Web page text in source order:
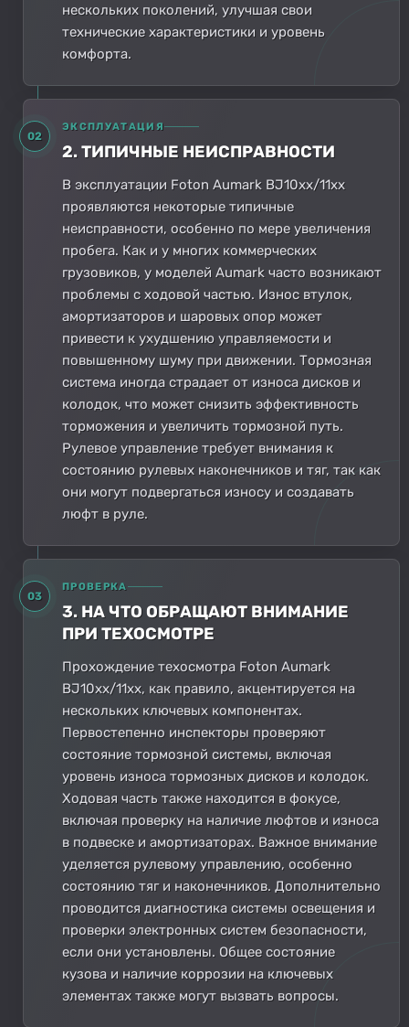
нескольких поколений, улучшая свои
технические характеристики и уровень
комфорта.
02
ЭКСПЛУАТАЦИЯ
2. ТИПИЧНЫЕ НЕИСПРАВНОСТИ
В эксплуатации Foton Aumark BJ10xx/11xx
проявляются некоторые типичные
неисправности, особенно по мере увеличения
пробега. Как и у многих коммерческих
грузовиков, у моделей Aumark часто возникают
проблемы с ходовой частью. Износ втулок,
амортизаторов и шаровых опор может
привести к ухудшению управляемости и
повышенному шуму при движении. Тормозная
система иногда страдает от износа дисков и
колодок, что может снизить эффективность
торможения и увеличить тормозной путь.
Рулевое управление требует внимания к
состоянию рулевых наконечников и тяг, так как
они могут подвергаться износу и создавать
люфт в руле.
03
ПРОВЕРКА
3. НА ЧТО ОБРАЩАЮТ ВНИМАНИЕ
ПРИ ТЕХОСМОТРЕ
Прохождение техосмотра Foton Aumark
BJ10xx/11xx, как правило, акцентируется на
нескольких ключевых компонентах.
Первостепенно инспекторы проверяют
состояние тормозной системы, включая
уровень износа тормозных дисков и колодок.
Ходовая часть также находится в фокусе,
включая проверку на наличие люфтов и износа
в подвеске и амортизаторах. Важное внимание
уделяется рулевому управлению, особенно
состоянию тяг и наконечников. Дополнительно
проводится диагностика системы освещения и
проверки электронных систем безопасности,
если они установлены. Общее состояние
кузова и наличие коррозии на ключевых
элементах также могут вызвать вопросы.